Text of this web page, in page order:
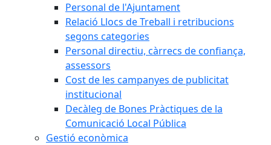
Personal de l'Ajuntament
Relació Llocs de Treball i retribucions
segons categories
Personal directiu, càrrecs de confiança,
assessors
Cost de les campanyes de publicitat
institucional
Decàleg de Bones Pràctiques de la
Comunicació Local Pública
Gestió econòmica